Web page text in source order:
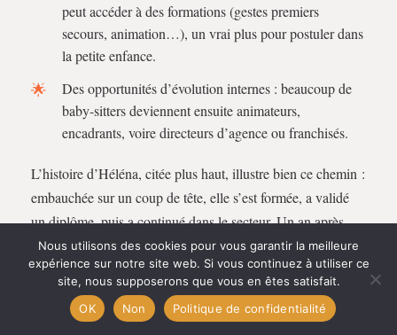
peut accéder à des formations (gestes premiers
secours, animation…), un vrai plus pour postuler dans
la petite enfance.
Des opportunités d’évolution internes : beaucoup de
baby-sitters deviennent ensuite animateurs,
encadrants, voire directeurs d’agence ou franchisés.
L’histoire d’Héléna, citée plus haut, illustre bien ce chemin :
embauchée sur un coup de tête, elle s’est formée, a validé
un diplôme, puis a continué dans le secteur. Un an après,
elle glisse même en crèche… et garde ses missions baby-
sitting pour le plaisir/dollar/euro de poche. What else ?
Un métier qui a du sens, des
Nous utilisons des cookies pour vous garantir la meilleure
expérience sur notre site web. Si vous continuez à utiliser ce
site, nous supposerons que vous en êtes satisfait.
OK
Non Politique de confidentialité